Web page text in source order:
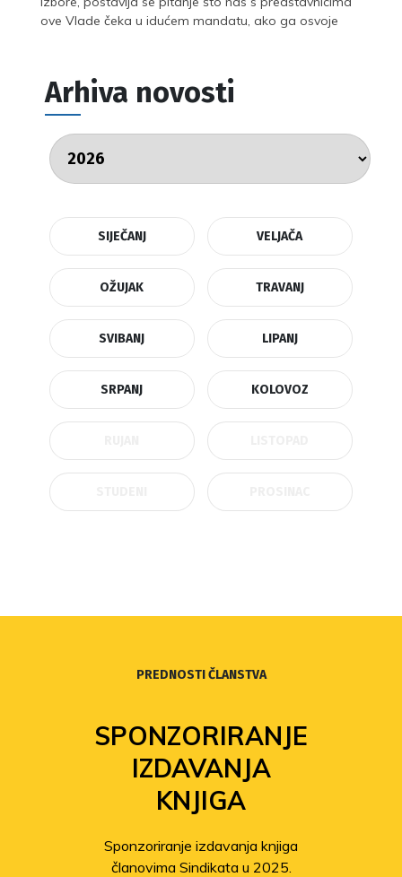
ove Vlade čeka u idućem mandatu, ako ga osvoje
Arhiva novosti
SIJEČANJ VELJAČA
OŽUJAK TRAVANJ
SVIBANJ LIPANJ
SRPANJ KOLOVOZ
PREDNOSTI ČLANSTVA
SPONZORIRANJE
IZDAVANJA
KNJIGA
Sponzoriranje izdavanja knjiga
članovima Sindikata u 2025.